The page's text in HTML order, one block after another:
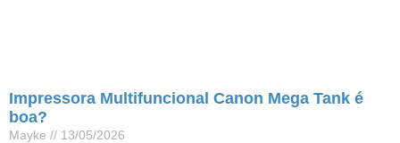
Impressora Multifuncional Canon Mega Tank é
boa?
Mayke
13/05/2026